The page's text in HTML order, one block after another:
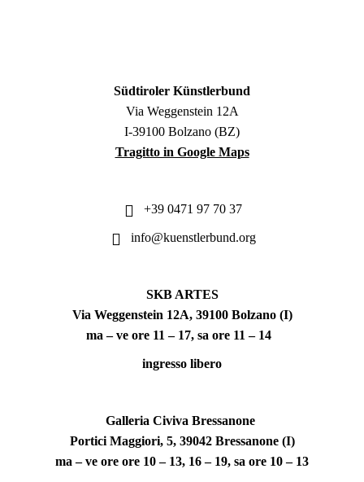
Südtiroler Künstlerbund
Via Weggenstein 12A
I-39100 Bolzano (BZ)
Tragitto in Google Maps
+39 0471 97 70 37
info@kuenstlerbund.org
SKB ARTES
Via Weggenstein 12A, 39100 Bolzano (I)
ma – ve ore 11 – 17, sa ore 11 – 14
ingresso libero
Galleria Civiva Bressanone
Portici Maggiori, 5, 39042 Bressanone (I)
ma – ve ore ore 10 – 13, 16 – 19, sa ore 10 – 13